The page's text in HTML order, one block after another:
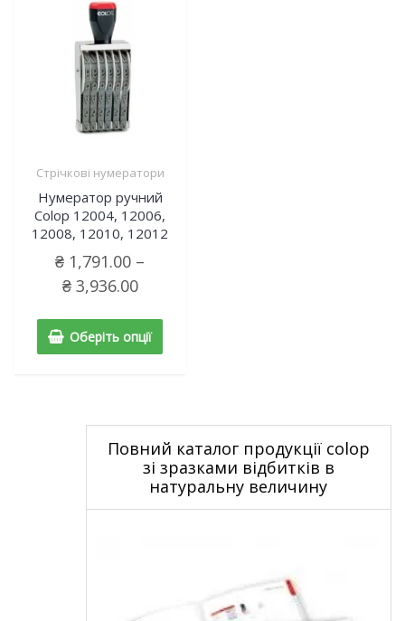
Стрічкові нумератори
Нумератор ручний
Colop 12004, 12006,
12008, 12010, 12012
₴ 1,791.00 –
₴3,936.00
Оберіть опції
Повний каталог продукції colop
зі зразками відбитків в
натуральну величину